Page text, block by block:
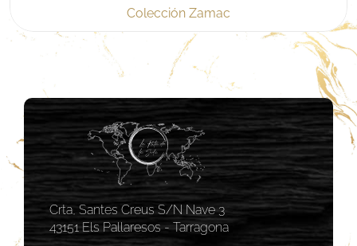
Colección Zamac
Crta, Santes Creus S/N Nave 3
43151 Els Pallaresos - Tarragona